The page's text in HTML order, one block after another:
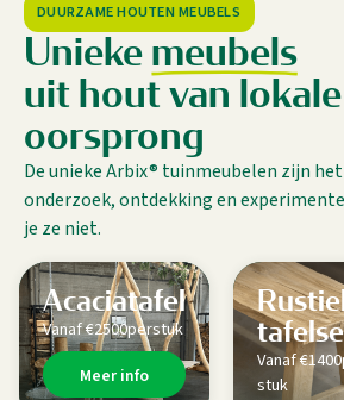
DUURZAME HOUTEN MEUBELS
Unieke meubels
uit hout van lokale
oorsprong
De unieke Arbix® tuinmeubelen zijn
onderzoek, ontdekking en
je ze niet.
Acaciatafel
Vanaf €2500perstuk
Meer info
Vanaf €1400
stuk